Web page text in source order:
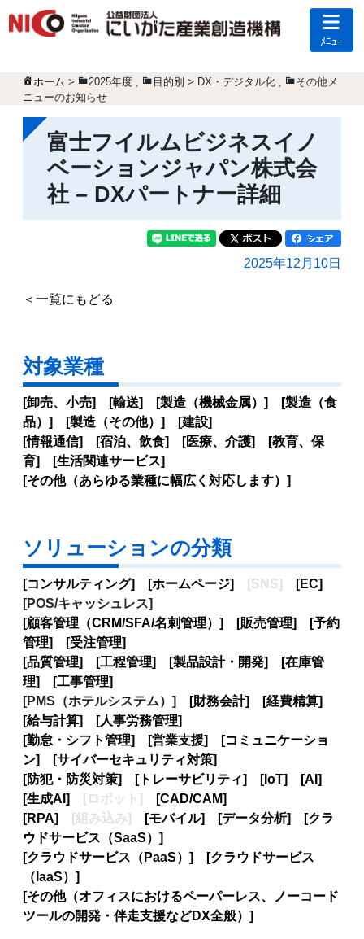
ﾒﾆｭｰ
ホーム > 2025年度 , 目的別 > DX・デジタル化 ,
その他メ
ニューのお知らせ
富士フイルムビジネスイノ
ベーションジャパン株式会
社 – DXパートナー詳細
2025年12月10日
＜一覧にもどる
対象業種
[卸売、小売] [輸送] [製造（機械金属）] [製造（食
品）] [製造（その他）] [建設]
[情報通信] [宿泊、飲食] [医療、介護] [教育、保
育] [生活関連サービス]
[その他（あらゆる業種に幅広く対応します）]
ソリューションの分類
[コンサルティング] [ホームページ] [SNS]
[EC]
[POS/キャッシュレス]
[顧客管理（CRM/SFA/名刺管理）] [販売管理] [予約
管理] [受注管理]
[品質管理] [工程管理] [製品設計・開発] [在庫管
理] [工事管理]
[PMS（ホテルシステム）]
[財務会計] [経費精算]
[給与計算] [人事労務管理]
[勤怠・シフト管理] [営業支援] [コミュニケーショ
ン] [サイバーセキュリティ対策]
[防犯・防災対策] [トレーサビリティ] [IoT] [AI]
[生成AI]
[ロボット]
[CAD/CAM]
[RPA]
[組み込み]
[モバイル] [データ分析] [クラ
ウドサービス（SaaS）]
[クラウドサービス（PaaS）] [クラウドサービス
（IaaS）]
[その他（オフィスにおけるペーパーレス、ノーコード
ツールの開発・伴走支援などDX全般）]